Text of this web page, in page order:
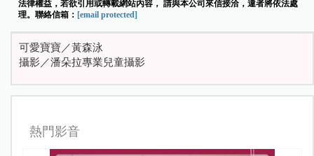
法律權益，若欲引用或轉載網站內容， 請與本公司來信接洽，違者將依法處
理。聯絡信箱： [email protected]
可愛寶寶／黃森泳
攝影／潘朵拉專業兒童攝影
熱門影音